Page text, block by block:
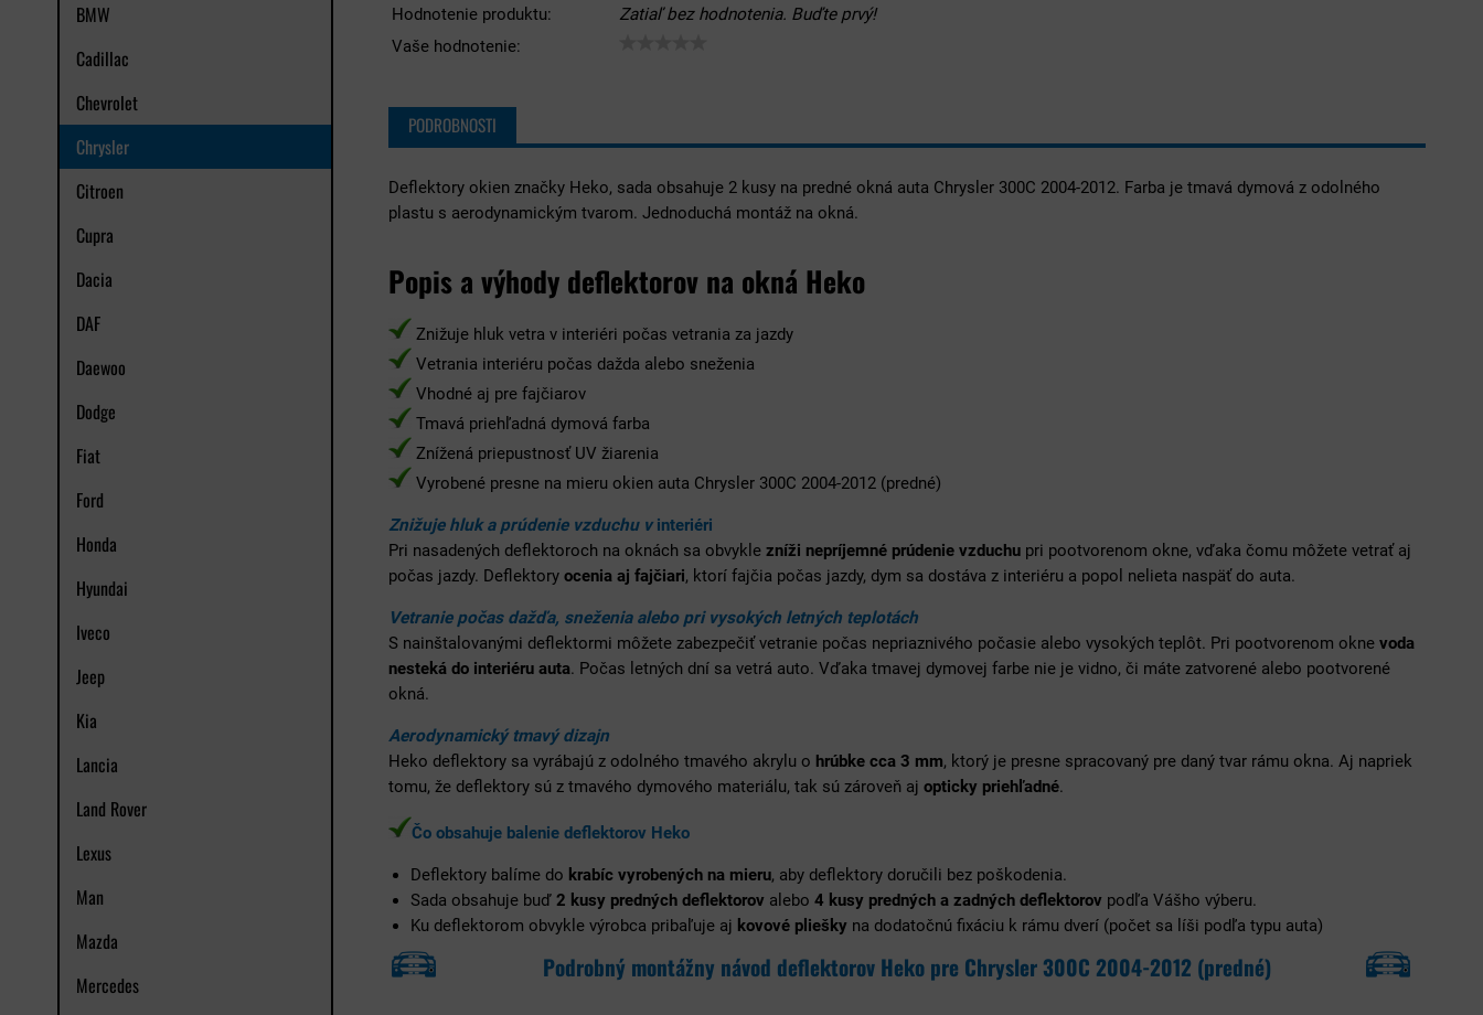
BMW
Cadillac
Chevrolet
Chrysler
Citroen
Cupra
Dacia
DAF
Daewoo
Dodge
Fiat
Ford
Honda
Hyundai
Iveco
Jeep
Kia
Lancia
Land Rover
Lexus
Man
Mazda
Mercedes
Hodnotenie produktu:
Zatiaľ bez hodnotenia. Buďte prvý!
Vaše hodnotenie:
PODROBNOSTI
Deflektory okien značky Heko, sada obsahuje 2 kusy na predné okná auta Chrysler 300C 2004-2012. Farba je tmavá dymová z odolného
plastu s aerodynamickým tvarom. Jednoduchá montáž na okná.
Popis a výhody deflektorov na okná Heko
Znižuje hluk vetra v interiéri počas vetrania za jazdy
Vetrania interiéru počas dažda alebo sneženia
Vhodné aj pre fajčiarov
Tmavá priehľadná dymová farba
Znížená priepustnosť UV žiarenia
Vyrobené presne na mieru okien auta Chrysler 300C 2004-2012 (predné)
Znižuje hluk a prúdenie vzduchu vinteriéri
Pri nasadených deflektoroch na oknách sa obvykle zníži nepríjemné prúdenie vzduchu pri pootvorenom okne, vďaka čomu môžete vetrať aj
počas jazdy. Deflektory ocenia aj fajčiari, ktorí fajčia počas jazdy, dym sa dostáva z interiéru a popol nelieta naspäť do auta.
Vetranie počas dažďa, sneženia alebo pri vysokých letných teplotách
S nainštalovanými deflektormi môžete zabezpečiť vetranie počas nepriaznivého počasie alebo vysokých teplôt. Pri pootvorenom okne voda
nesteká do interiéru auta. Počas letných dní sa vetrá auto. Vďaka tmavej dymovej farbe nie je vidno, či máte zatvorené alebo pootvorené
okná.
Aerodynamický tmavý dizajn
Heko deflektory sa vyrábajú z odolného tmavého akrylu o hrúbke cca 3 mm, ktorý je presne spracovaný pre daný tvar rámu okna. Aj napriek
tomu, že deflektory sú z tmavého dymového materiálu, tak sú zároveň aj opticky priehľadné.
Čo obsahuje balenie deflektorov Heko
Deflektory balíme do krabíc vyrobených na mieru, aby deflektory doručili bez poškodenia.
Sada obsahuje buď 2 kusy predných deflektorov alebo 4 kusy predných a zadných deflektorov podľa Vášho výberu.
Ku deflektorom obvykle výrobca pribaľuje aj kovové pliešky na dodatočnú fixáciu k rámu dverí (počet sa líši podľa typu auta)
Podrobný montážny návod deflektorov Heko pre Chrysler 300C 2004-2012 (predné)